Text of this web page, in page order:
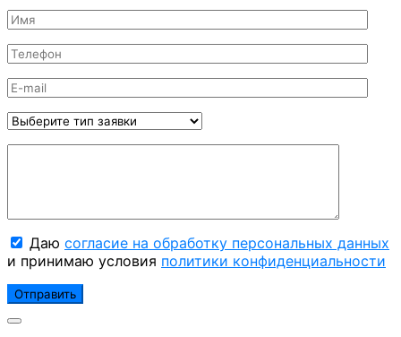
Даю согласие на обработку персональных данных
и принимаю условия политики конфиденциальности